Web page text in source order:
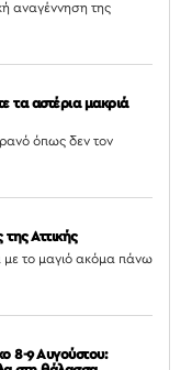
αναγέννηση της
τα αστέρια μακριά
όπως δεν τον
Αττικής
με το μαγιό ακόμα πάνω
8-9 Αυγούστου: